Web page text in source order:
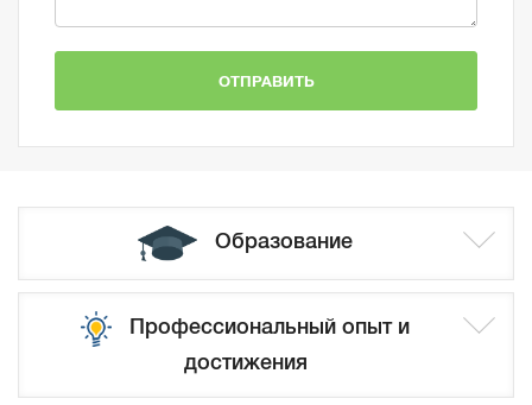
ОТПРАВИТЬ
Образование
Профессиональный опыт и
достижения